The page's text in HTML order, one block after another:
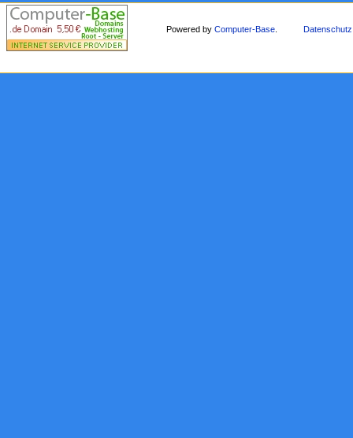
Powered byComputer-Base Datenschutz